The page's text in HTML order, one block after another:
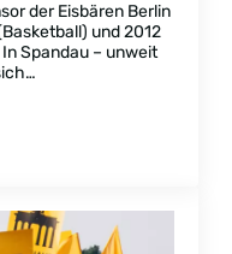
der Eisbären Berlin
und 2012
Spandau – unweit